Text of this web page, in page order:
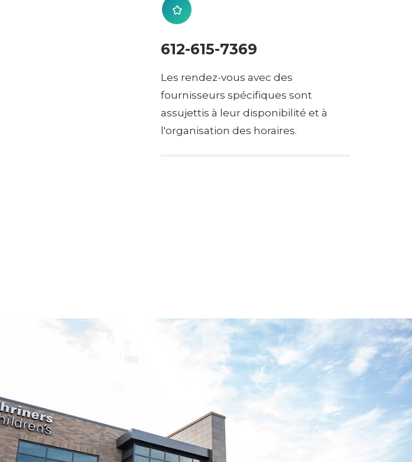
612-615-7369
Les rendez-vous avec des
fournisseurs spécifiques sont
assujettis à leur disponibilité et à
l'organisation des horaires.